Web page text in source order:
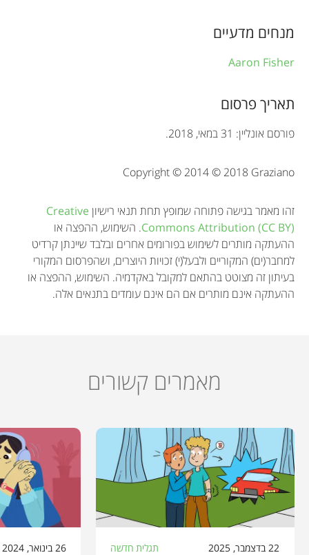
o
r
a
t
o
n
מנחים מדעיים
Aaron Fisher
תאריך פרסום
פורסם אונליין: 31 במאי, 2018.
Copyright © 2014 © 2018 Graziano
זהו מאמר בגישה פתוחה שמופץ תחת תנאי רישיון Creative
Commons Attribution (CC BY). השימוש, ההפצה או
ההעתקה מותרים לשימוש בפורומים אחרים ובלבד שיינתן קרדיט
למחבר(ים) המקוריים ולבעל(י) זכויות היוצרים, ושהפרסום המקורי
בעיתון זה מצוטט בהתאם למקובל באקדמיה. השימוש, ההפצה או
ההעתקה אינם מותרים אם הם אינם עומדים בתנאים אלה.
מאמרים קשורים
22 בדצמבר, 2025 תגלית חדשה 26 בינואר, 2024